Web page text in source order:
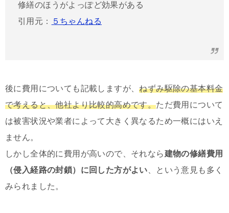
修繕のほうがよっぽど効果がある
引用元：
５ちゃんねる
後に費用についても記載しますが、ねずみ駆除の基本料金
で考えると、他社より比較的高めです。ただ費用について
は被害状況や業者によって大きく異なるため一概にはいえ
ません。
しかし全体的に費用が高いので、それなら建物の修繕費用
（侵入経路の封鎖）に回した方がよい、という意見も多く
みられました。